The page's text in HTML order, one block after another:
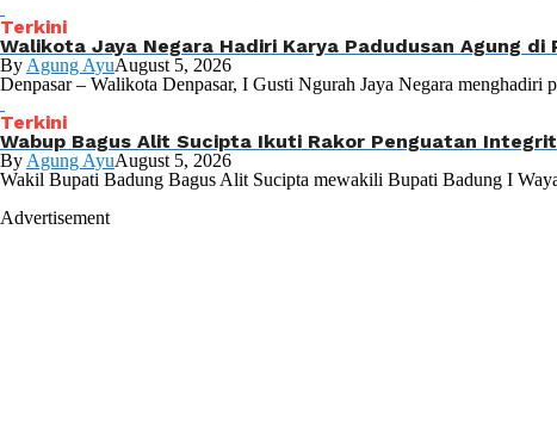
Terkini
Walikota Jaya Negara Hadiri Karya Padudusan Agung di
By Agung AyuAugust 5, 2026
Denpasar – Walikota Denpasar, I Gusti Ngurah Jaya Negara menghadiri
Terkini
Wabup Bagus Alit Sucipta Ikuti Rakor Penguatan
By Agung AyuAugust 5, 2026
Wakil Bupati Badung Bagus Alit Sucipta mewakili Bupati Badung I
Advertisement